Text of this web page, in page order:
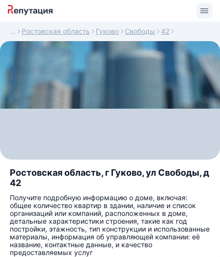
Ростовская область Гуково Свободы 42
Ростовская область, г Гуково, ул Свободы, д
42
Получите подробную информацию о доме, включая:
общее количество квартир в здании, наличие и список
организаций или компаний, расположенных в доме,
детальные характеристики строения, такие как год
постройки, этажность, тип конструкции и использованные
материалы, информация об управляющей компании: её
название, контактные данные, и качество
предоставляемых услуг